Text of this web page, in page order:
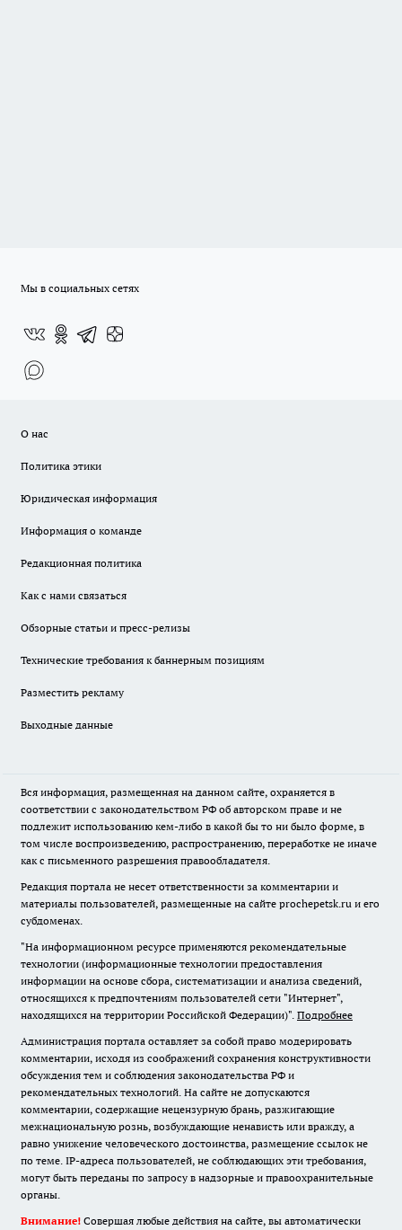
Мы в социальных сетях
О нас
Политика этики
Юридическая информация
Информация о команде
Редакционная политика
Как с нами связаться
Обзорные статьи и пресс-релизы
Технические требования к баннерным позициям
Разместить рекламу
Выходные данные
Вся информация, размещенная на данном сайте, охраняется в
соответствии с законодательством РФ об авторском праве и не
подлежит использованию кем-либо в какой бы то ни было форме, в
том числе воспроизведению, распространению, переработке не иначе
как с письменного разрешения правообладателя.
Редакция портала не несет ответственности за комментарии и
материалы пользователей, размещенные на сайте prochepetsk.ru и его
субдоменах.
"На информационном ресурсе применяются рекомендательные
технологии (информационные технологии предоставления
информации на основе сбора, систематизации и анализа сведений,
относящихся к предпочтениям пользователей сети "Интернет",
находящихся на территории Российской Федерации)". Подробнее
Администрация портала оставляет за собой право модерировать
комментарии, исходя из соображений сохранения конструктивности
обсуждения тем и соблюдения законодательства РФ и
рекомендательных технологий. На сайте не допускаются
комментарии, содержащие нецензурную брань, разжигающие
межнациональную рознь, возбуждающие ненависть или вражду, а
равно унижение человеческого достоинства, размещение ссылок не
по теме. IP-адреса пользователей, не соблюдающих эти требования,
могут быть переданы по запросу в надзорные и правоохранительные
органы.
Внимание! Совершая любые действия на сайте, вы автоматически